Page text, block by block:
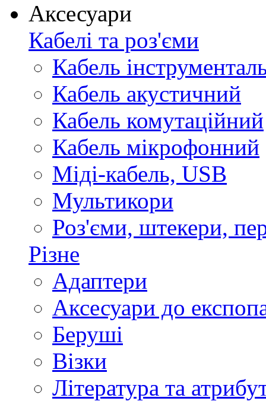
Аксесуари
Кабелі та роз'єми
Кабель
Кабель акустичний
Кабель комутаційний
Кабель мікрофонний
Міді-кабель, USB
Мультикори
Роз'єми, штекери,
Різне
Адаптери
Аксесуари до
Беруші
Візки
Література та